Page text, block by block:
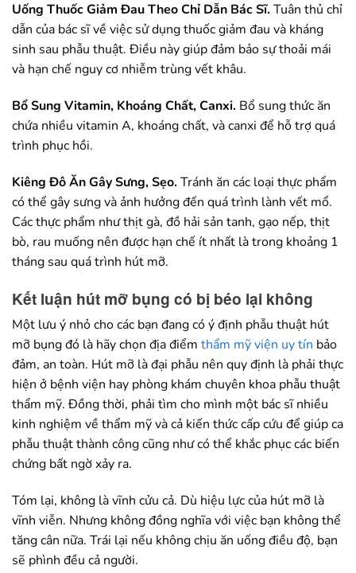
Uống Thuốc Giảm Đau Theo Chỉ Dẫn Bác Sĩ.Tuân thủ chỉ
dẫn của bác sĩ về việc sử dụng thuốc giảm đau và kháng
sinh sau phẫu thuật. Điều này giúp đảm bảo sự thoải mái
và hạn chế nguy cơ nhiễm trùng vết khâu.
Bổ Sung Vitamin, Khoáng Chất, Canxi. Bổ sung thức ăn
chứa nhiều vitamin A, khoáng chất, và canxi để hỗ trợ quá
trình phục hồi.
Kiêng Đô Ăn Gây Sưng, Sẹo.Tránh ăn các loại thực phẩm
có thể gây sưng và ảnh hưởng đến quá trình lành vết mổ.
Các thực phẩm như thịt gà, đồ hải sản tanh, gạo nếp, thịt
bò, rau muống nên được hạn chế ít nhất là trong khoảng 1
tháng sau quá trình hút mỡ.
Kết luận hút mỡ bụng có bị béo lại không
Một lưu ý nhỏ cho các bạn đang có ý định phẫu thuật hút
mỡ bụng đó là hãy chọn địa điểm thẩm mỹ viện uy tín bảo
đảm, an toàn. Hút mỡ là đại phẫu nên quy định là phải thực
hiện ở bệnh viện hay phòng khám chuyên khoa phẫu thuật
thẩm mỹ. Đồng thời, phải tìm cho mình một bác sĩ nhiều
kinh nghiệm về thẩm mỹ và cả kiến thức cấp cứu để giúp ca
phẫu thuật thành công cũng như có thể khắc phục các biến
chứng bất ngờ xảy ra.
Tóm lại, không là vĩnh cửu cả. Dù hiệu lực của hút mỡ là
vĩnh viễn. Nhưng không đồng nghĩa với việc bạn không thể
tăng cân nữa. Trái lại nếu không chịu ăn uống điều độ, bạn
sẽ phình đều cả người.